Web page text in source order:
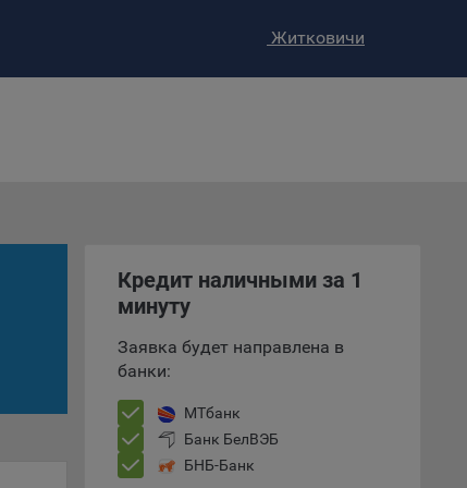
Житковичи
Кредит наличными за 1
минуту
Заявка будет направлена в
банки:
МТбанк
Банк БелВЭБ
БНБ-Банк